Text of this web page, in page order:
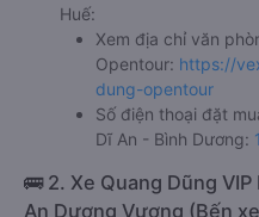
Huế:
Xem địa chỉ văn
Opentour: https://
dung-opentour
Số điện thoại đặt
Dĩ An - Bình Dương:
🚌 2. Xe Quang Dũng
An Dương Vương (Bến